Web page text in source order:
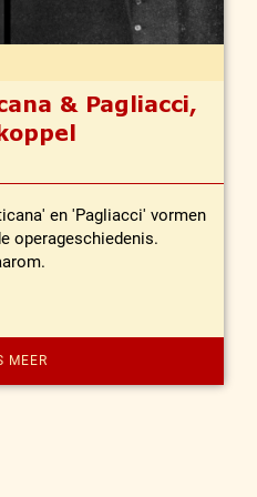
& Pagliacci,
en 'Pagliacci' vormen
operageschiedenis.
MEER